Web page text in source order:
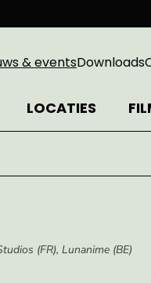
& eventsDownloads
LOCATIES
(FR), Lunanime (BE)